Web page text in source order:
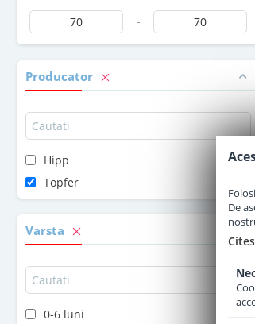
-
Producator
Hipp
Topfer
Varsta
0-6 luni
De